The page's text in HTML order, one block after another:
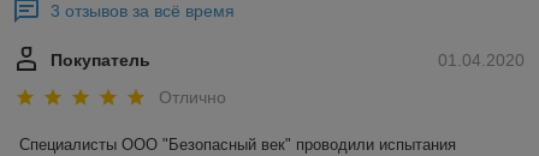
3 отзывов за всё время
01.04.2020
Покупатель
Отлично
Специалисты ООО "Безопасный век" проводили испытания